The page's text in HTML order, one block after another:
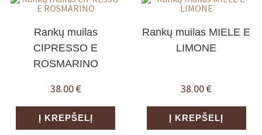
Rankų muilas
CIPRESSO E
ROSMARINO
38.00€
Į KREPŠELĮ
Rankų muilas MIELE E
LIMONE
38.00€
Į KREPŠELĮ